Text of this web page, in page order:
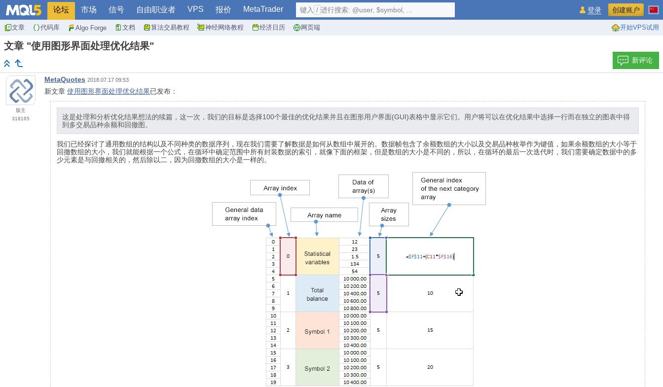
论坛 市场 信号 自由职业者 VPS 报价 MetaTrader
文章 代码库 Algo Forge 文档 算法交易教程 神经网络教程 经济日历 网页端 开始VPS试用
键入 / 进行搜索: @user, $symbol, ... 登录 创建账户
文章 "使用图形界面处理优化结果"
新评论
版主
318165
MetaQuotes 2018.07.17 09:53
新文章 使用图形界面处理优化结果已发布：
这是处理和分析优化结果想法的续篇，这一次，我们的目标是选择100个最佳的优化结果并且在图形用户界面(GUI)表格中显示它们。用户将可以在优化结果中选择一行而在独立的图表中得
到多交易品种余额和回撤图。
我们已经探讨了通用数组的结构以及不同种类的数据序列，现在我们需要了解数据是如何从数组中展开的。数据帧包含了余额数组的大小以及交易品种枚举作为键值，如果余额数组的大小等于
回撤数组的大小，我们就能根据一个公式，在循环中确定范围中所有封装数据的索引，就像下面的框架，但是数组的大小是不同的，所以，在循环的最后一次迭代时，我们需要确定数据中的多
少元素是与回撤相关的，然后除以二，因为回撤数组的大小是一样的。